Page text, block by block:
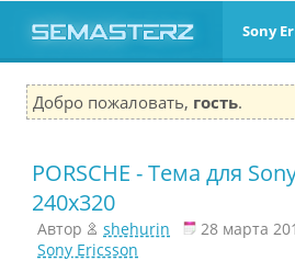
Sony
Добро пожаловать, гость.
PORSCHE - Тема для
240x320
Автор shehurin 28 марта
Sony Ericsson